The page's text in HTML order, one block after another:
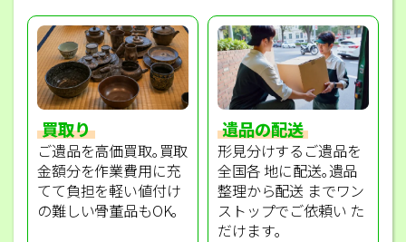
買取り
ご遺品を高価買取｡買取
金額分を作業費用に充
てて負担を軽い値付け
の難しい骨董品もOK｡
遺品の配送
形見分けするご遺品を
全国各 地に配送｡遺品
整理から配送 までワン
ストップでご依頼い た
だけます｡